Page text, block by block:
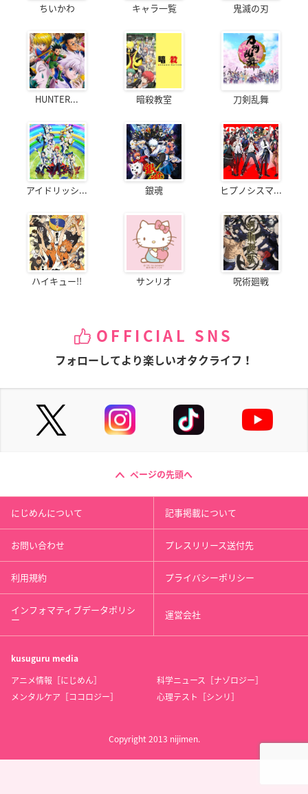
ちいかわ キャラ一覧 鬼滅の刃
HUNTER... 暗殺教室 刀剣乱舞
アイドリッシ... 銀魂 ヒプノシスマ...
ハイキュー!! サンリオ 呪術廻戦
OFFICIAL SNS
フォローしてより楽しいオタクライフ！
ページの先頭へ
にじめんについて 記事掲載について
お問い合わせ プレスリリース送付先
利用規約 プライバシーポリシー
インフォマティブデータポリシ
ー 運営会社
kusuguru media
アニメ情報［にじめん］
科学ニュース［ナゾロジー］
メンタルケア［ココロジー］
心理テスト［シンリ］
Copyright 2013 nijimen.